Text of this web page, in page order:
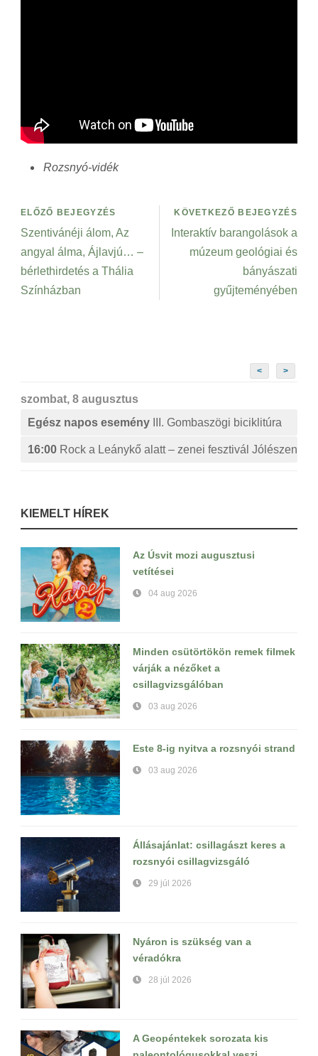
Rozsnyó-vidék
ELŐZŐ BEJEGYZÉS
Szentivánéji álom, Az
angyal álma, Ájlavjú… –
bérlethirdetés a Thália
Színházban
KÖVETKEZŐ BEJEGYZÉS
Interaktív barangolások a
múzeum geológiai és
bányászati
gyűjteményében
< >
szombat, 8 augusztus
Egész napos esemény
III. Gombaszögi biciklitúra
16:00 Rock a Leánykő alatt – zenei fesztivál Jólészen
KIEMELT HÍREK
Az Úsvit mozi augusztusi
vetítései
04 aug 2026
Minden csütörtökön remek filmek
várják a nézőket a
csillagvizsgálóban
03 aug 2026
Este 8-ig nyitva a rozsnyói strand
03 aug 2026
Állásajánlat: csillagászt keres a
rozsnyói csillagvizsgáló
29 júl 2026
Nyáron is szükség van a
véradókra
28 júl 2026
A Geopéntekek sorozata kis